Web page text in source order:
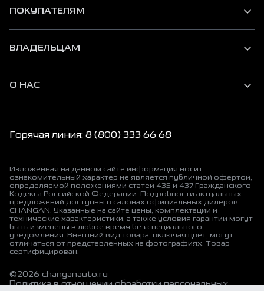
ПОКУПАТЕЛЯМ
ВЛАДЕЛЬЦАМ
О НАС
Горячая линия: 8 (800) 333 66 68
Изложенная на данном сайте информация носит
ознакомительный характер не является публичной офертой,
определяемой положениями статей 435 и 437 Гражданского
Кодекса Российской Федерации. Подробности актуальных
предложений доступны в салонах официальных дилеров
CHANGAN. Указанные на сайте цены, комплектации и
технические характеристики, а также условия гарантии могут
быть изменены в любое время без специального
уведомления. Внешний вид товара, включая цвет, могут
отличаться от представленных на фотографиях. Товар
сертифицирован.
©2026 changanauto.ru
Политика в отношении обработки персональных